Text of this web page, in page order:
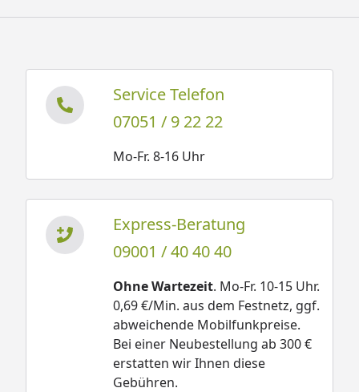
Service Telefon
07051 / 9 22 22
Mo-Fr. 8-16 Uhr
Express-Beratung
09001 / 40 40 40
Ohne Wartezeit. Mo-Fr. 10-15 Uhr.
0,69 €/Min. aus dem Festnetz, ggf.
abweichende Mobilfunkpreise.
Bei einer Neubestellung ab 300 €
erstatten wir Ihnen diese
Gebühren.